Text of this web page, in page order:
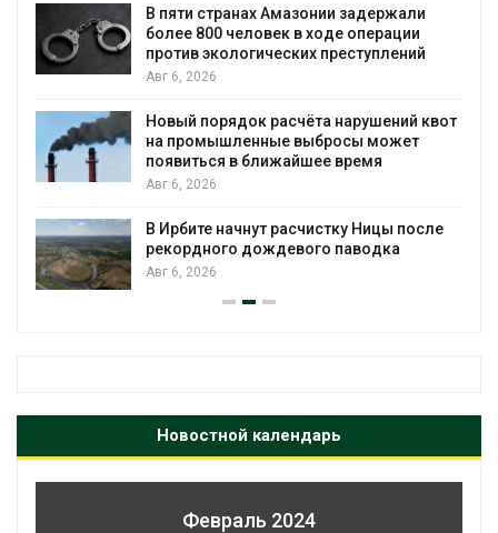
В пяти странах Амазонии задержали
более 800 человек в ходе операции
против экологических преступлений
Авг 6, 2026
Новый порядок расчёта нарушений квот
на промышленные выбросы может
появиться в ближайшее время
Авг 6, 2026
В Ирбите начнут расчистку Ницы после
рекордного дождевого паводка
Авг 6, 2026
Новостной календарь
Февраль 2024